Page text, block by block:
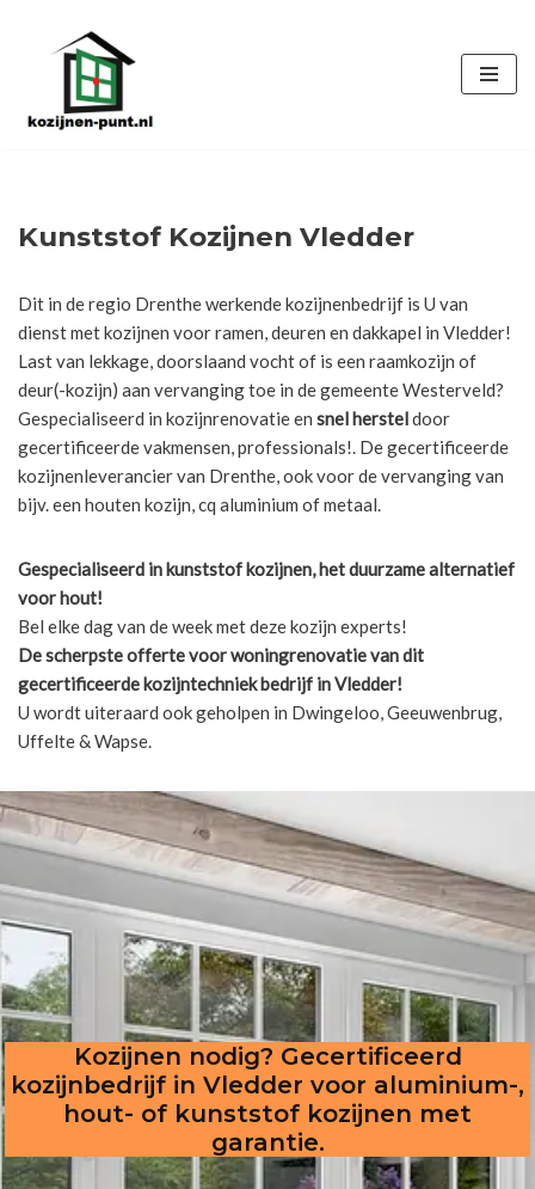
de
Kunststof Kozijnen Vledder
Dit in de regio Drenthe werkende kozijnenbedrijf is U van
dienst met kozijnen voor ramen, deuren en dakkapel in Vledder!
Last van lekkage, doorslaand vocht of is een raamkozijn of
deur(-kozijn) aan vervanging toe in de gemeente Westerveld?
Gespecialiseerd in kozijnrenovatie en snel hersteldoor
gecertificeerde vakmensen, professionals!. De gecertificeerde
kozijnenleverancier van Drenthe, ook voor de vervanging van
bijv. een houten kozijn, cq aluminium of metaal.
Gespecialiseerd in kunststof kozijnen, het duurzame alternatief
voor hout!
Bel elke dag van de week met deze kozijn experts!
De scherpsteofferte voor woningrenovatie van dit
gecertificeerde kozijntechniek bedrijf in Vledder!
U wordt uiteraard ook geholpen in Dwingeloo, Geeuwenbrug,
Uffelte & Wapse.
Kozijnen nodig? Gecertificeerd
kozijnbedrijf in Vledder voor aluminium-,
hout- of kunststof kozijnen met
garantie.